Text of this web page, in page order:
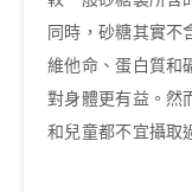
同時，砂糖其實不
維他命、蛋白質和
對身體更有益。然
和兒童都不宜攝取